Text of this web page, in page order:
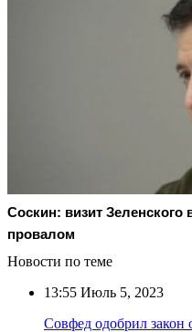
Соскин: визит
провалом
Новости по теме
13:55 Июль 5, 2023
Совфед одобрил закон